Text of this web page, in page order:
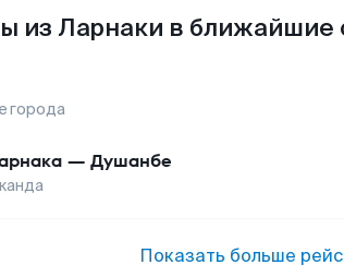
из Ларнаки в ближайшие
города
— Душанбе
Показать больше